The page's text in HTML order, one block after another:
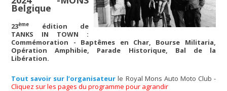
Belgique
23ème
édition de
TANKS IN TOWN :
Commémoration - Baptêmes en Char, Bourse Militaria,
Opération Amphibie, Parade Historique, Bal de la
Libération.
Tout savoir sur l’organisateur le Royal Mons Auto Moto Club -
Cliquez sur les pages du programme pour agrandir